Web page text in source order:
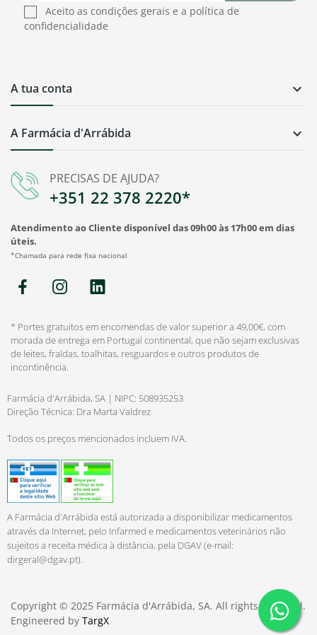
PRECISAS DE AJUDA?
+351 22 378 2220*
Atendimento ao Cliente disponível das 09h00 às 17h00 em dias
úteis.
*Chamada para rede fixa nacional
A Farmácia d'Arrábida 
A tua conta 
Aceito as condições gerais e a política de
confidencialidade
* Portes gratuitos em encomendas de valor superior a 49,00€, com
morada de entrega em Portugal continental, que não sejam exclusivas
de leites, fraldas, toalhitas, resguardos e outros produtos de
incontinência.
Farmácia d'Arrábida, SA | NIPC: 508935253
Direção Técnica: Dra Marta Valdrez
Todos os preços mencionados incluem IVA.
A Farmácia d'Arrábida está autorizada a disponibilizar medicamentos
através da Internet, pelo Infarmed e medicamentos veterinários não
sujeitos a receita médica à distância, pela DGAV (e-mail:
dirgeral@dgav.pt).
Copyright © 2025 Farmácia d'Arrábida, SA. All rights reserved.
Engineered by TargX